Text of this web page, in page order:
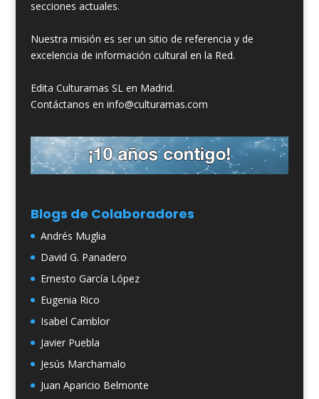
secciones actuales.
Nuestra misión es ser un sitio de referencia y de
excelencia de información cultural en la Red.
Edita Culturamas SL en Madrid.
Contáctanos en info@culturamas.com
Blogs de Colaboradores
Andrés Muglia
David G. Panadero
Ernesto García López
Eugenia Rico
Isabel Camblor
Javier Puebla
Jesús Marchamalo
Juan Aparicio Belmonte